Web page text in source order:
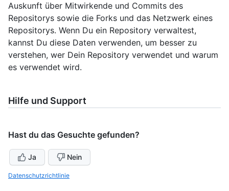
Auskunft über Mitwirkende und Commits des
Repositorys sowie die Forks und das Netzwerk eines
Repositorys. Wenn Du ein Repository verwaltest,
kannst Du diese Daten verwenden, um besser zu
verstehen, wer Dein Repository verwendet und warum
es verwendet wird.
Hilfe und Support
Hast du das Gesuchte gefunden?
Ja Nein
Datenschutzrichtlinie